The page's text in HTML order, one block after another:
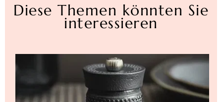
Diese Themen könnten Sie
interessieren